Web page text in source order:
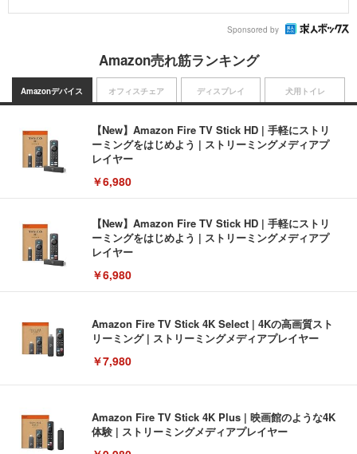
Sponsored by
Amazon売れ筋ランキング
Amazonデバイス
【New】Amazon Fire TV Stick HD | 手軽にストリ
ーミングをはじめよう | ストリーミングメディアプ
レイヤー
￥6,980
【New】Amazon Fire TV Stick HD | 手軽にストリ
ーミングをはじめよう | ストリーミングメディアプ
レイヤー
￥6,980
Amazon Fire TV Stick 4K Select | 4Kの高画質スト
リーミング | ストリーミングメディアプレイヤー
￥7,980
Amazon Fire TV Stick 4K Plus | 映画館のような4K
体験 | ストリーミングメディアプレイヤー
オフィスチェア ディスプレイ 犬用トイレ